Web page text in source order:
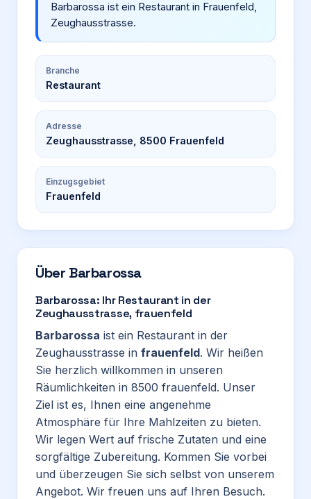
Barbarossa ist ein Restaurant in Frauenfeld,
Zeughausstrasse.
Branche
Restaurant
Adresse
Zeughausstrasse, 8500 Frauenfeld
Einzugsgebiet
Frauenfeld
Über Barbarossa
Barbarossa: Ihr Restaurant in der
Zeughausstrasse, frauenfeld
Barbarossa ist ein Restaurant in der
Zeughausstrasse in frauenfeld. Wir heißen
Sie herzlich willkommen in unseren
Räumlichkeiten in 8500 frauenfeld. Unser
Ziel ist es, Ihnen eine angenehme
Atmosphäre für Ihre Mahlzeiten zu bieten.
Wir legen Wert auf frische Zutaten und eine
sorgfältige Zubereitung. Kommen Sie vorbei
und überzeugen Sie sich selbst von unserem
Angebot. Wir freuen uns auf Ihren Besuch.